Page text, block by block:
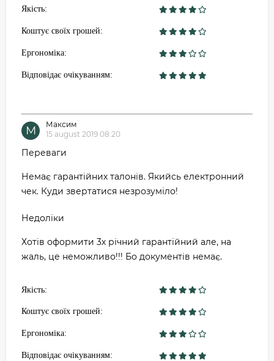
Якість:
Коштує своїх грошей:
Ергономіка:
Відповідає очікуванням:
М
Максим
15 august 2019 08:20
Переваги
Немає гарантійних талонів. Якийсь електронний
чек. Куди звертатися незрозуміло!
Недоліки
Хотів оформити 3х річний гарантійний але, на
жаль, це неможливо!!! Бо документів немає.
Якість:
Коштує своїх грошей:
Ергономіка:
Відповідає очікуванням: